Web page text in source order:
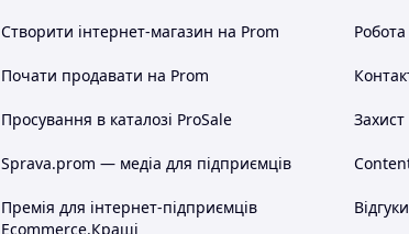
Створити інтернет-магазин на Prom
Почати продавати на Prom
Просування в каталозі ProSale
Sprava.prom — медіа для підприємців
Премія для інтернет-підприємців
Ecommerce.Кращі